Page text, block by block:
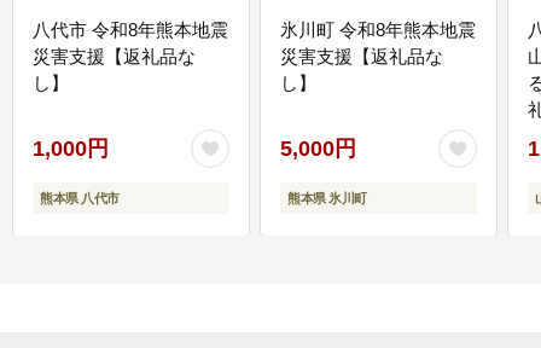
八代市 令和8年熊本地震
災害支援【返礼品な
し】
1,000円
熊本県 八代市
氷川町 令和8年熊本地震
災害支援【返礼品な
し】
5,000円
熊本県 氷川町